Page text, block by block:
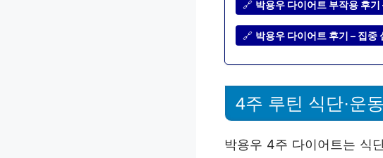
🔗 박용우 다이어트 부작용 후
🔗 박용우 다이어트 후기 – 집중
4주 루틴 식단·운
박용우 4주 다이어트는 식